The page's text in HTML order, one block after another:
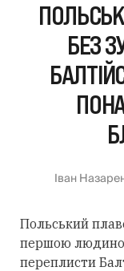
БЕЗ
Іван
Польський
першою
переплисти